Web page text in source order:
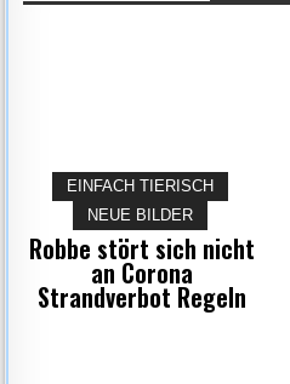
EINFACH TIERISCH
NEUE BILDER
Robbe stört sich nicht
an Corona
Strandverbot Regeln